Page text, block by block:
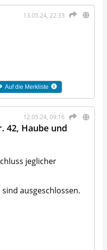
13.05.24, 22:33
Auf die Merkliste
12.05.24, 09:16
42, Haube und
jeglicher
ausgeschlossen.